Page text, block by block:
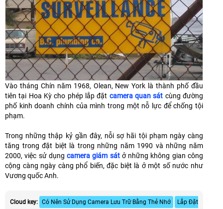
Vào tháng Chín năm 1968, Olean, New York là thành phố đầu
tiên tại Hoa Kỳ cho phép lắp đặt camera quan sát cùng đường
phố kinh doanh chính của mình trong một nỗ lực để chống tội
phạm.
Trong những thập kỷ gần đây, nỗi sợ hãi tội phạm ngày càng
tăng trong đặt biệt là trong những năm 1990 và những năm
2000, việc sử dụngcamera giám sát ở những không gian công
cộng càng ngày càng phổ biến, đặc biệt là ở một số nước như
Vương quốc Anh.
Cloud key: Có Nên Sử Dụng Camera Lưu Trữ Bằng Thẻ Nhớ
Lắp Đặt